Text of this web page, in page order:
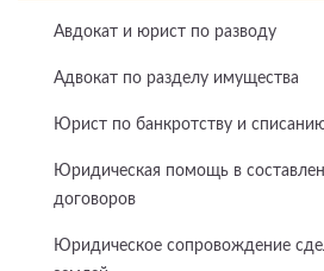
Авдокат и юрист по разводу
Адвокат по разделу имущества
Юрист по банкротству и
Юридическая помощь в
договоров
Юридическое сопровождение